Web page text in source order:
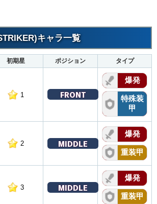
キャラ一覧
初期星 ポジション タイプ
1 FRONT
爆発
特殊装
甲
2 MIDDLE
爆発
重装甲
3 MIDDLE
爆発
重装甲